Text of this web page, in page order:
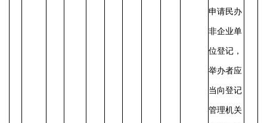
申请民办
非企业单
位登记，
举办者应
当向登记
管理机关